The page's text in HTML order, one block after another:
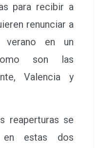
para recibir a
renunciar a
verano en un
son las
Valencia y
se
en estas dos